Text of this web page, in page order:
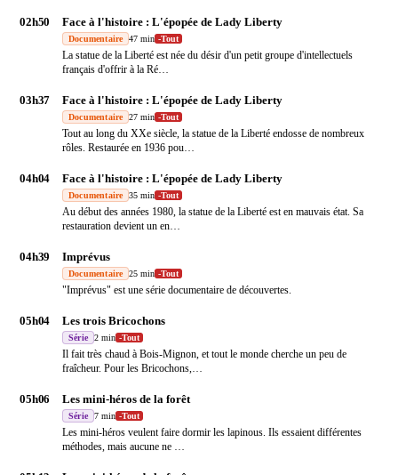
02h50 Face à l'histoire : L'épopée de Lady Liberty
Documentaire 47 min -Tout
La statue de la Liberté est née du désir d'un petit groupe d'intellectuels
français d'offrir à la Ré…
03h37 Face à l'histoire : L'épopée de Lady Liberty
Documentaire 27 min -Tout
Tout au long du XXe siècle, la statue de la Liberté endosse de nombreux
rôles. Restaurée en 1936 pou…
04h04 Face à l'histoire : L'épopée de Lady Liberty
Documentaire 35 min -Tout
Au début des années 1980, la statue de la Liberté est en mauvais état. Sa
restauration devient un en…
04h39 Imprévus
Documentaire 25 min -Tout
"Imprévus" est une série documentaire de découvertes.
05h04 Les trois Bricochons
Série 2 min -Tout
Il fait très chaud à Bois-Mignon, et tout le monde cherche un peu de
fraîcheur. Pour les Bricochons,…
05h06 Les mini-héros de la forêt
Série 7 min -Tout
Les mini-héros veulent faire dormir les lapinous. Ils essaient différentes
méthodes, mais aucune ne …